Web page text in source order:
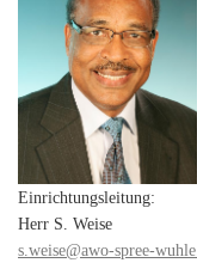
Einrichtungsleitung:
Herr S. Weise
s.weise@awo-spree-